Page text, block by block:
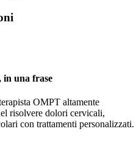
in una frase
OMPT altamente
risolvere dolori cervicali,
con trattamenti personalizzati.